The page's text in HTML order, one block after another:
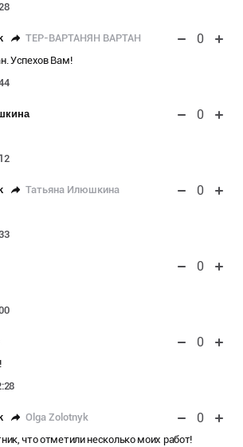
ТЕР-ВАРТАНЯН ВАРТАН 0
Успехов Вам!
0
Татьяна Илюшкина 0
0
0
Olga Zolotnyk 0
что отметили несколько моих работ!